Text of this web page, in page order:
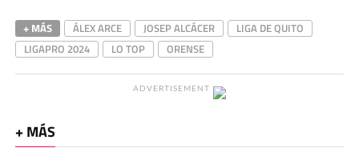
+ MÁS ÁLEX ARCE JOSEP ALCÁCER
LIGA DE QUITO
LIGAPRO 2024
LO TOP ORENSE
ADVERTISEMENT
+ MÁS